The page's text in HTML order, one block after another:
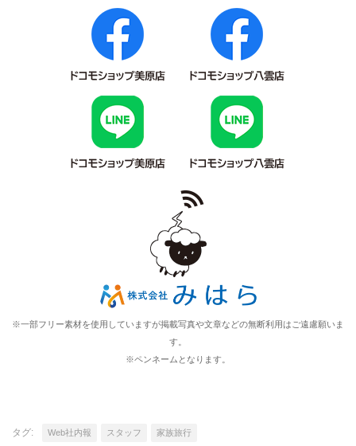
※一部フリー素材を使用していますが掲載写真や文章などの無断利用はご遠慮願いま
す。
※ペンネームとなります。
タグ: Web社内報 スタッフ 家族旅行